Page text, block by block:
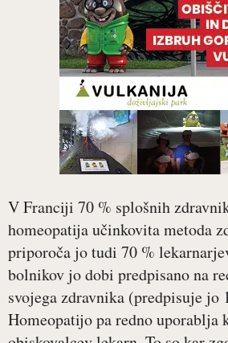
V Franciji 70 % splošnih
homeopatija učinkovita metoda
priporoča jo tudi 70 %
bolnikov jo dobi predpisano na
svojega zdravnika (predpisuje jo
Homeopatijo pa redno uporablja